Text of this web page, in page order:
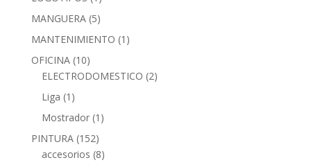
MANGUERA (5)
MANTENIMIENTO (1)
OFICINA (10)
ELECTRODOMESTICO (2)
Liga (1)
Mostrador (1)
PINTURA (152)
accesorios (8)